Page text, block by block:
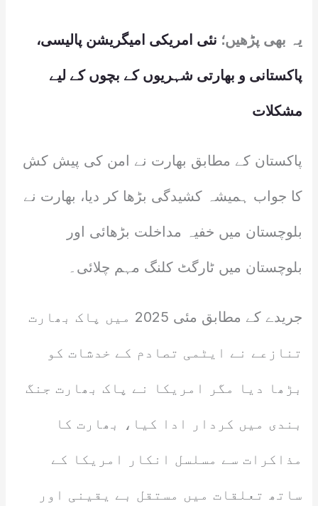
یہ بھی پڑھیں؛ نئی امریکی امیگریشن پالیسی،
پاکستانی و بھارتی شہریوں کے بچوں کے لیے
مشکلات
پاکستان کے مطابق بھارت نے امن کی پیش کش
کا جواب ہمیشہ کشیدگی بڑھا کر دیا، بھارت نے
بلوچستان میں خفیہ مداخلت بڑھائی اور
بلوچستان میں ٹارگٹ کلنگ مہم چلائی۔
جریدے کے مطابق مئی 2025 میں پاک بھارت
تنازعے نے ایٹمی تصادم کے خدشات کو
بڑھا دیا مگر امریکا نے پاک بھارت جنگ
بندی میں کردار ادا کیا، بھارت کا
مذاکرات سے مسلسل انکار امریکا کے
ساتھ تعلقات میں مستقل بے یقینی اور